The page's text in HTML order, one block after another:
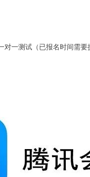
对一测试（已报名时间需